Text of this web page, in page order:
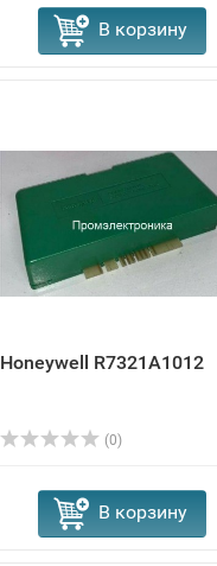
В корзину
Honeywell R7321A1012
(0)
В корзину